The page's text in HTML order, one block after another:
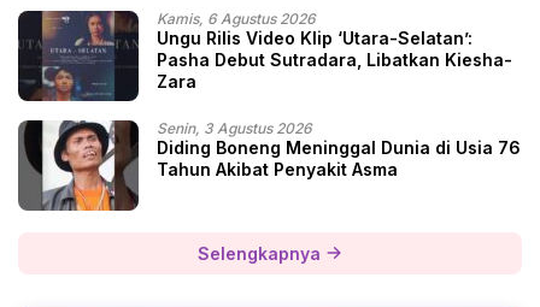
Kamis, 6 Agustus 2026
Ungu Rilis Video Klip ‘Utara-Selatan’:
Pasha Debut Sutradara, Libatkan Kiesha-
Zara
Senin, 3 Agustus 2026
Diding Boneng Meninggal Dunia di Usia 76
Tahun Akibat Penyakit Asma
Selengkapnya